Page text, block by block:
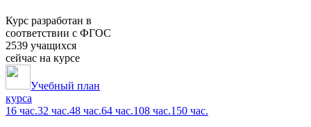
Курс разработан в
соответствии с ФГОС
2539 учащихся
сейчас на курсе
Учебный план
курса
16 час.32 час.48 час.64 час.108 час.150 час.